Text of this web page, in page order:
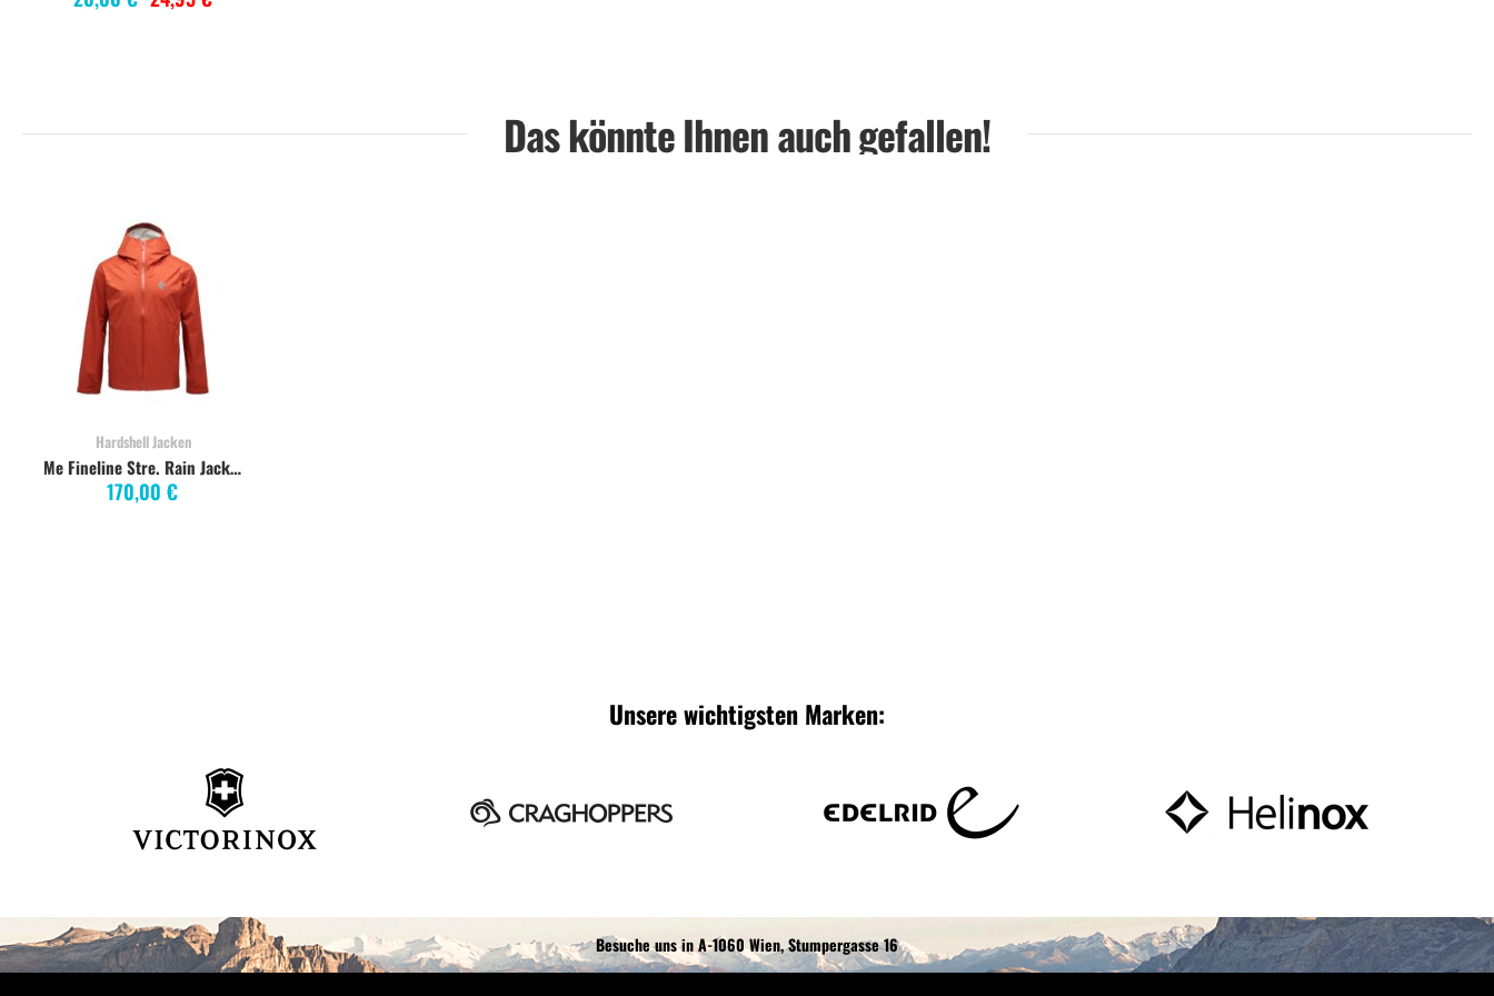
Das könnte Ihnen auch gefallen!
Hardshell Jacken
Me Fineline Stre. Rain Jacket burnt sienna
170,00 €
Unsere wichtigsten Marken:
Besuche uns in A-1060 Wien, Stumpergasse 16